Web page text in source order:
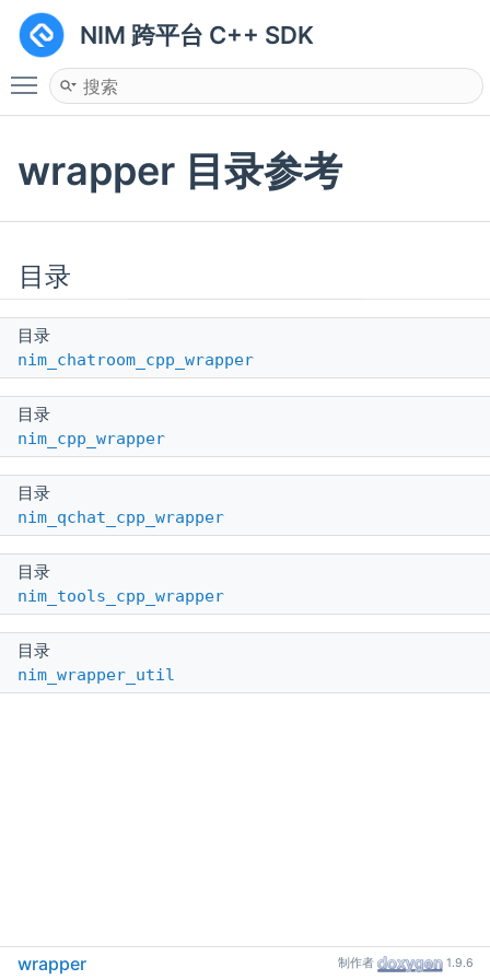
NIM 跨平台 C++ SDK
Toggle main menu visibility
wrapper 目录参考
目录
目录
nim_chatroom_cpp_wrapper
目录
nim_cpp_wrapper
目录
nim_qchat_cpp_wrapper
目录
nim_tools_cpp_wrapper
目录
nim_wrapper_util
wrapper 制作者 1.9.6